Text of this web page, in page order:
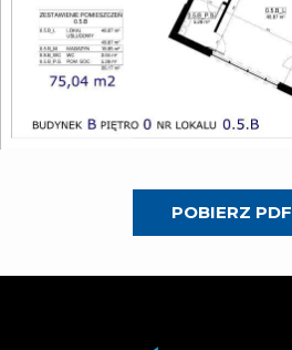
POBIERZ PDF